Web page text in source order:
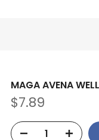
MAGA AVENA
$7.89